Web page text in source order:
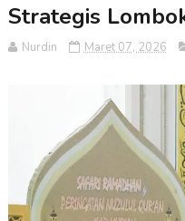
Strategis
Nurdin Maret 07, 2026